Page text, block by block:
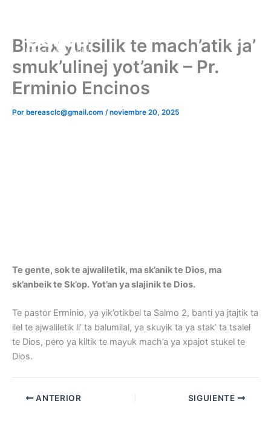
Binax yutsilik te mach’atik ja’
smuk’ulinej yot’anik – Pr.
Erminio Encinos
Por bereasclc@gmail.com /noviembre 20, 2025
Te gente, sok te ajwaliletik, ma sk’anik te Dios, ma
sk’anbeik te Sk’op. Yot’an ya slajinik te Dios.
Te pastor Erminio, ya yik’otikbel ta Salmo 2, banti ya jtajtik ta
ilel te ajwaliletik li’ ta balumilal, ya skuyik ta ya stak’ ta tsalel
te Dios, pero ya kiltik te mayuk mach’a ya xpajot stukel te
Dios.
ANTERIOR SIGUIENTE